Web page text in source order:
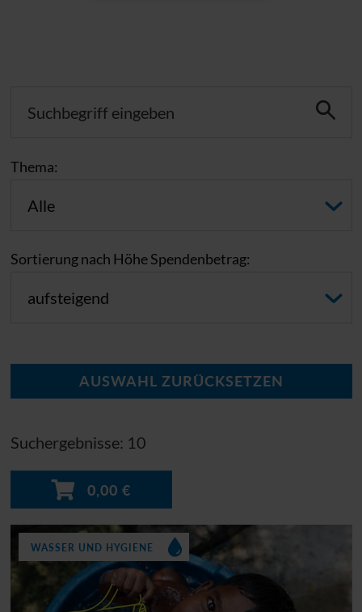
Thema:
Sortierung nach Höhe Spendenbetrag:
Suchergebnisse: 10
0,00 €
WASSER UND HYGIENE